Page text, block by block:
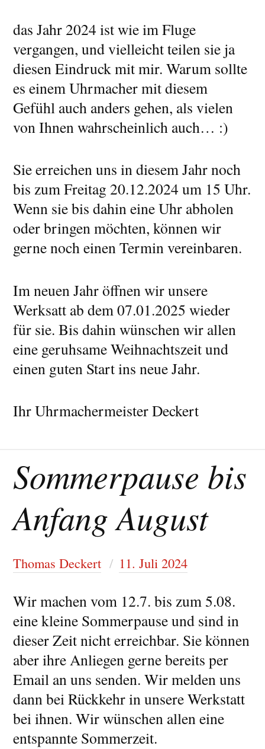
das Jahr 2024 ist wie im Fluge
vergangen, und vielleicht teilen sie ja
diesen Eindruck mit mir. Warum sollte
es einem Uhrmacher mit diesem
Gefühl auch anders gehen, als vielen
von Ihnen wahrscheinlich auch… :)
Sie erreichen uns in diesem Jahr noch
bis zum Freitag 20.12.2024 um 15 Uhr.
Wenn sie bis dahin eine Uhr abholen
oder bringen möchten, können wir
gerne noch einen Termin vereinbaren.
Im neuen Jahr öffnen wir unsere
Werksatt ab dem 07.01.2025 wieder
für sie. Bis dahin wünschen wir allen
eine geruhsame Weihnachtszeit und
einen guten Start ins neue Jahr.
Ihr Uhrmachermeister Deckert
Sommerpause bis
Anfang August
Thomas Deckert 11. Juli 2024
Wir machen vom 12.7. bis zum 5.08.
eine kleine Sommerpause und sind in
dieser Zeit nicht erreichbar. Sie können
aber ihre Anliegen gerne bereits per
Email an uns senden. Wir melden uns
dann bei Rückkehr in unsere Werkstatt
bei ihnen. Wir wünschen allen eine
entspannte Sommerzeit.